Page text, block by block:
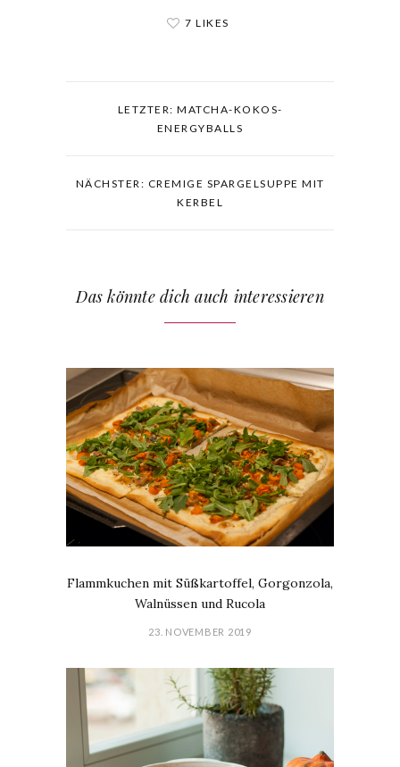
7 LIKES
LETZTER: MATCHA-KOKOS-
ENERGYBALLS
NÄCHSTER: CREMIGE SPARGELSUPPE MIT
KERBEL
Das könnte dich auch interessieren
Flammkuchen mit Süßkartoffel, Gorgonzola,
Walnüssen und Rucola
23. NOVEMBER 2019